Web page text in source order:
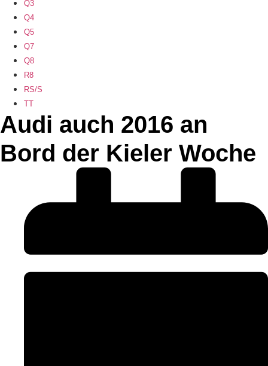
Q3
Q4
Q5
Q7
Q8
R8
RS/S
TT
Audi auch 2016 an
Bord der Kieler Woche